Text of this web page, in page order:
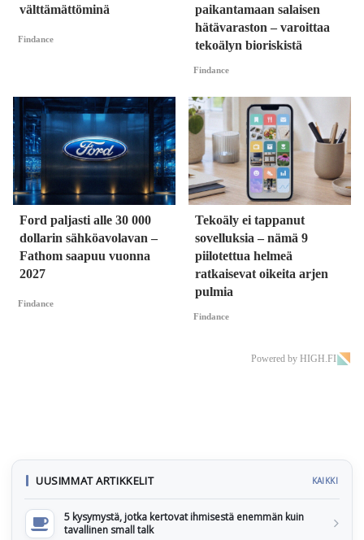
välttämättöminä
Findance
paikantamaan salaisen
hätävaraston – varoittaa
tekoälyn bioriskistä
Findance
Ford paljasti alle 30 000
dollarin sähköavolavan –
Fathom saapuu vuonna
2027
Findance
Tekoäly ei tappanut
sovelluksia – nämä 9
piilotettua helmeä
ratkaisevat oikeita arjen
pulmia
Findance
Powered by HIGH.FI
UUSIMMAT ARTIKKELIT KAIKKI
5 kysymystä, jotka kertovat ihmisestä enemmän kuin
tavallinen small talk